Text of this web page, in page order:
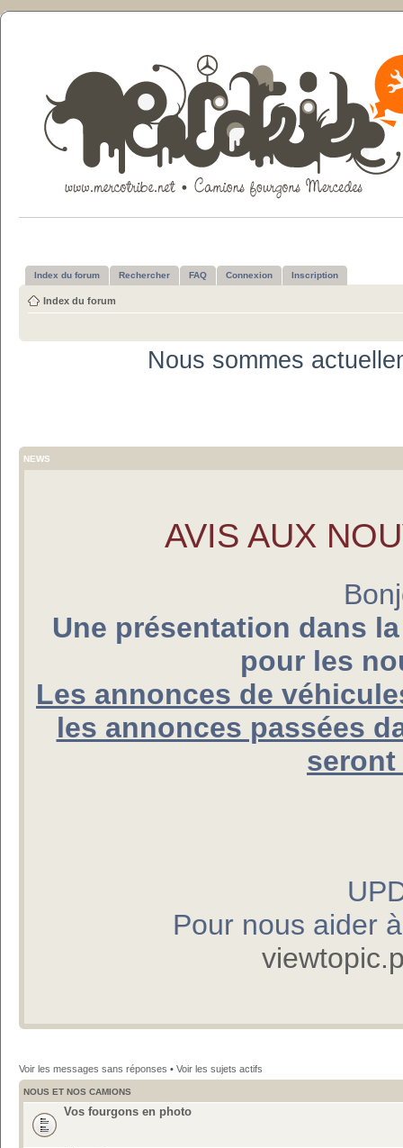
Index du forum Rechercher FAQ Connexion Inscription
Index du forum
Nous sommes
NEWS
AVIS AUX
Une présentation dans
pour les
Les annonces de
les annonces passées
seront
Pour nous aider
Voir les messages sans réponses • Voir les sujets actifs
NOUS ET NOS CAMIONS
Vos fourgons en photo